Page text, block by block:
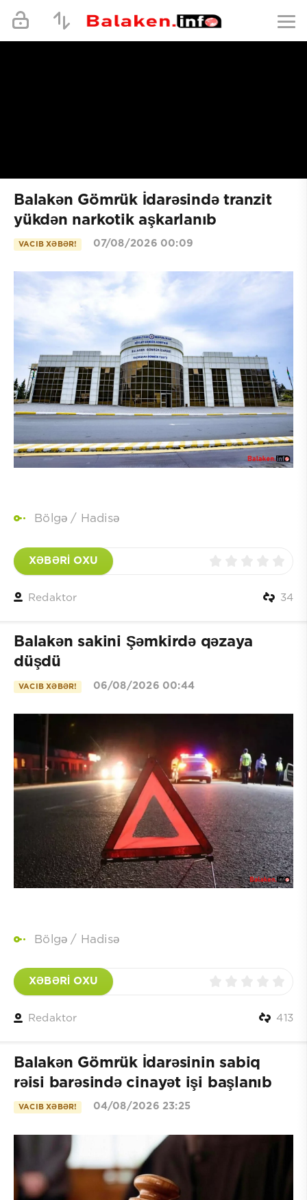
Balakən Gömrük İdarəsində tranzit
yükdən narkotik aşkarlanıb
VACIB XƏBƏR! 07/08/2026 00:09
Bölgə / Hadisə
XƏBƏRİ OXU
Redaktor 34
Balakən sakini Şəmkirdə qəzaya
düşdü
VACIB XƏBƏR! 06/08/2026 00:44
Bölgə / Hadisə
XƏBƏRİ OXU
Redaktor 413
Balakən Gömrük İdarəsinin sabiq
rəisi barəsində cinayət işi başlanıb
VACIB XƏBƏR! 04/08/2026 23:25